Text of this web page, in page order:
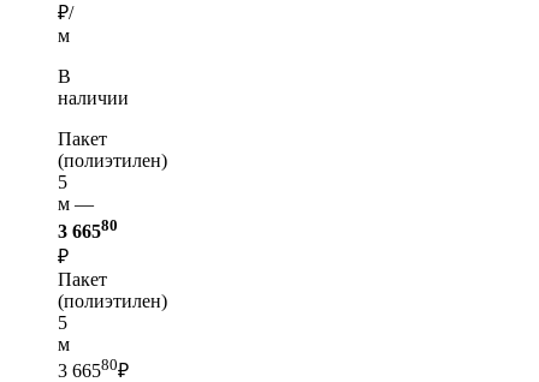
₽/
м
В
наличии
Пакет
(полиэтилен)
5
м —
3 66580
₽
Пакет
(полиэтилен)
5
м
3 66580₽